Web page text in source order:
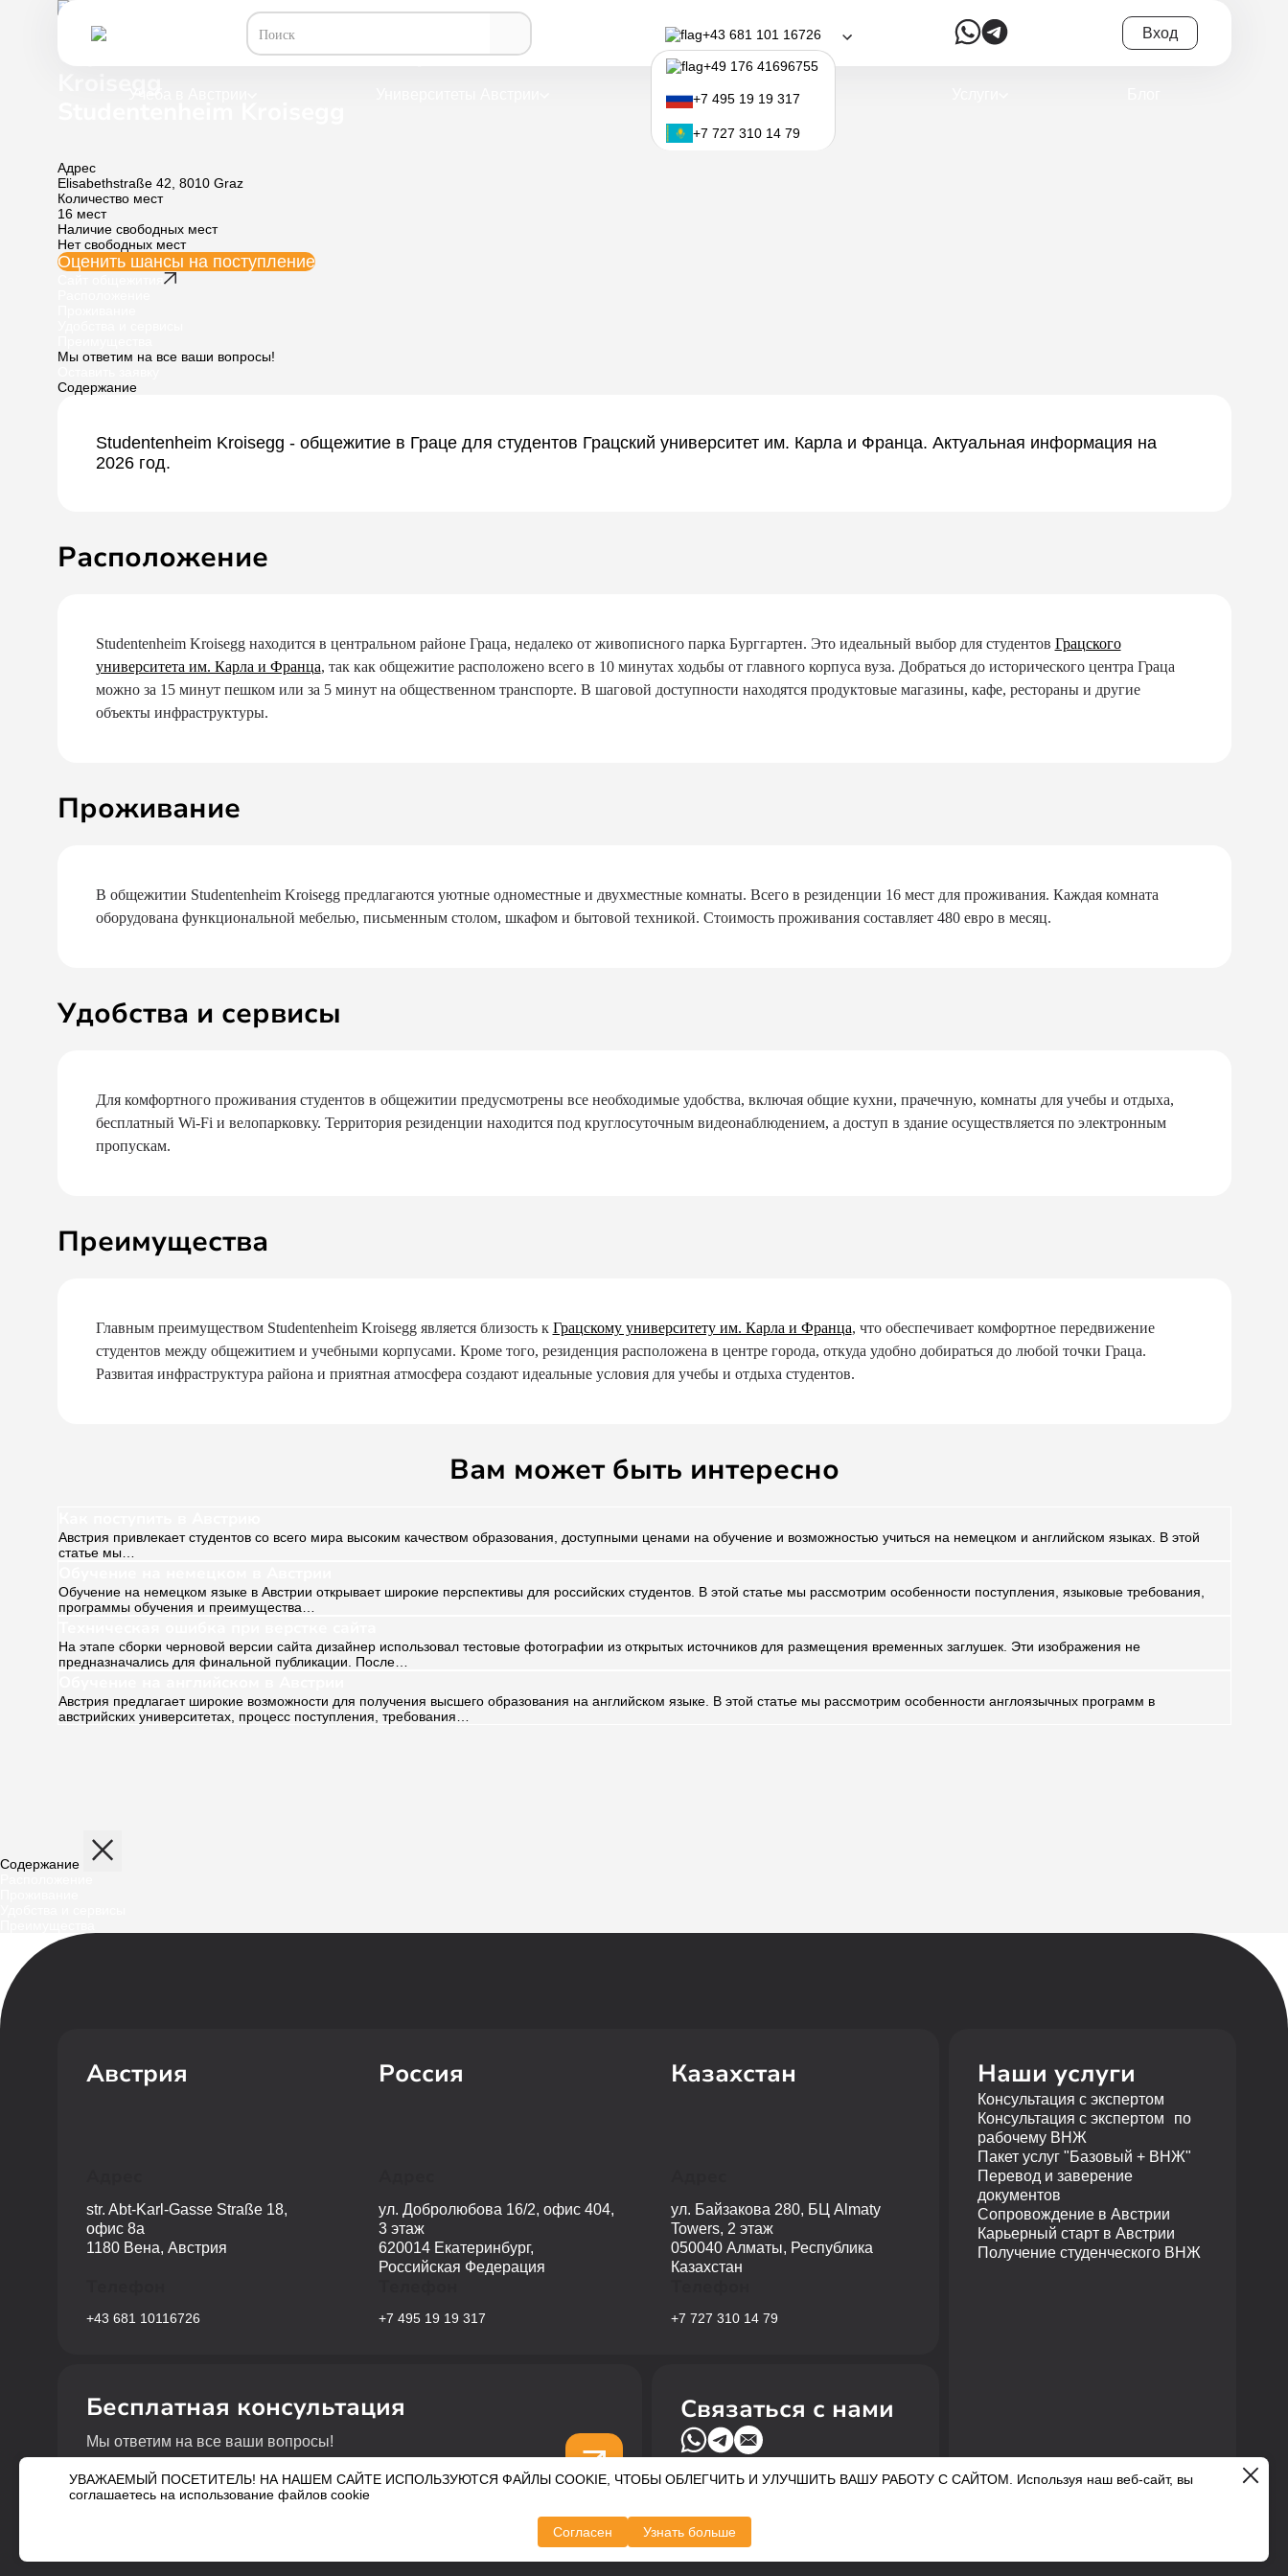
+43 681 101 16726
+49 176 41696755
+7 495 19 19 317
+7 727 310 14 79
Вход
Программы обучения
Студенческое общежитие в Граце — Studentenheim Kroisegg
Студенческое общежитие в Граце — Studentenheim
Адрес
Elisabethstraße 42, 8010 Graz
Количество мест
16 мест
Наличие свободных мест
Нет свободных мест
Оценить шансы на поступление
Мы ответим на все ваши вопросы!
Содержание
Studentenheim Kroisegg - общежитие в Граце для студентов Грацский университет им. Карла и Франца. Актуальная информация на
2026 год.
Расположение
Studentenheim Kroisegg находится в центральном районе Граца, недалеко от живописного парка Бурггартен. Это идеальный выбор для студентов Грацского
университета им. Карла и Франца, так как общежитие расположено всего в 10 минутах ходьбы от главного корпуса вуза. Добраться до исторического центра Граца
можно за 15 минут пешком или за 5 минут на общественном транспорте. В шаговой доступности находятся продуктовые магазины, кафе, рестораны и другие
объекты инфраструктуры.
Проживание
В общежитии Studentenheim Kroisegg предлагаются уютные одноместные и двухместные комнаты. Всего в резиденции 16 мест для проживания. Каждая комната
оборудована функциональной мебелью, письменным столом, шкафом и бытовой техникой. Стоимость проживания составляет 480 евро в месяц.
Удобства и сервисы
Для комфортного проживания студентов в общежитии предусмотрены все необходимые удобства, включая общие кухни, прачечную, комнаты для учебы и отдыха,
бесплатный Wi-Fi и велопарковку. Территория резиденции находится под круглосуточным видеонаблюдением, а доступ в здание осуществляется по электронным
пропускам.
Преимущества
Главным преимуществом Studentenheim Kroisegg является близость к Грацскому университету им. Карла и Франца, что обеспечивает комфортное передвижение
студентов между общежитием и учебными корпусами. Кроме того, резиденция расположена в центре города, откуда удобно добираться до любой точки Граца.
Развитая инфраструктура района и приятная атмосфера создают идеальные условия для учебы и отдыха студентов.
Вам может быть интересно
Австрия привлекает студентов со всего мира высоким качеством образования, доступными ценами на обучение и возможностью учиться на немецком и английском языках. В этой
статье мы…
Обучение на немецком языке в Австрии открывает широкие перспективы для российских студентов. В этой статье мы рассмотрим особенности поступления, языковые требования,
программы обучения и преимущества…
На этапе сборки черновой версии сайта дизайнер использовал тестовые фотографии из открытых источников для размещения временных заглушек. Эти изображения не
предназначались для финальной публикации. После…
Австрия предлагает широкие возможности для получения высшего образования на английском языке. В этой статье мы рассмотрим особенности англоязычных программ в
австрийских университетах, процесс поступления, требования…
Содержание
Австрия
str. Abt-Karl-Gasse Straße 18,
офис 8a
1180 Вена, Австрия
+43 681 10116726
Россия
ул. Добролюбова 16/2, офис 404,
3 этаж
620014 Екатеринбург,
Российская Федерация
+7 495 19 19 317
Казахстан
ул. Байзакова 280, БЦ Almaty
Towers, 2 этаж
050040 Алматы, Республика
Казахстан
+7 727 310 14 79
Наши услуги
Консультация с экспертом
Консультация с экспертом по
рабочему ВНЖ
Пакет услуг "Базовый + ВНЖ"
Перевод и заверение
документов
Сопровождение в Австрии
Карьерный старт в Австрии
Получение студенческого ВНЖ
Бесплатная консультация
Мы ответим на все ваши вопросы!
Связаться с нами
УВАЖАЕМЫЙ ПОСЕТИТЕЛЬ! НА НАШЕМ САЙТЕ ИСПОЛЬЗУЮТСЯ ФАЙЛЫ COOKIE, ЧТОБЫ ОБЛЕГЧИТЬ И УЛУЧШИТЬ ВАШУ РАБОТУ С САЙТОМ. Используя наш веб-сайт, вы
соглашаетесь на использование файлов cookie
Согласен Узнать больше